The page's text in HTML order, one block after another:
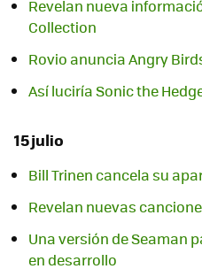
Revelan nueva
Collection
Rovio anuncia Angry
Así luciría Sonic the
15 julio
Bill Trinen cancela su
Revelan nuevas
Una versión de Seaman
en desarrollo